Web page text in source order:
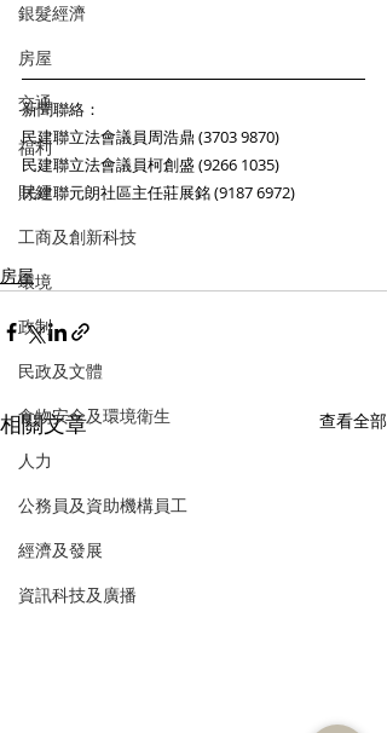
銀髮經濟
房屋
交通
福利
財經
工商及創新科技
環境
政制
民政及文體
食物安全及環境衛生
人力
公務員及資助機構員工
經濟及發展
資訊科技及廣播
新聞聯絡：
民建聯立法會議員周浩鼎 (3703 9870)
民建聯立法會議員柯創盛 (9266 1035)
民建聯元朗社區主任莊展銘 (9187 6972)
房屋
相關文章 查看全部